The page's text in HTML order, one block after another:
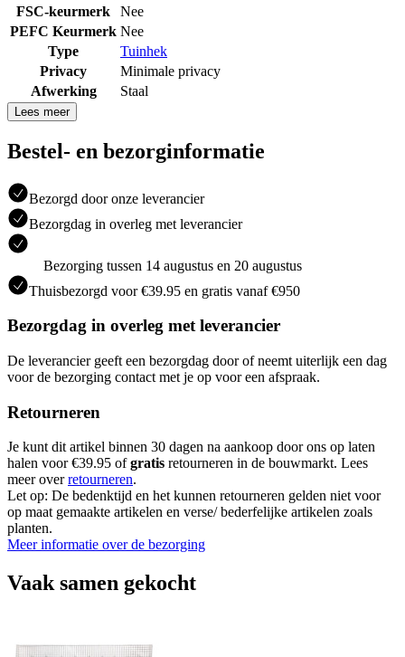
FSC-keurmerk
Nee
PEFC Keurmerk Nee
Type
Tuinhek
Privacy
Minimale privacy
Afwerking
Staal
Lees meer
Bestel- en bezorginformatie
Bezorgd door onze leverancier
Bezorgdag in overleg met leverancier
Bezorging tussen 14 augustus en 20 augustus
Thuisbezorgd voor €39.95 en gratis vanaf €950
Bezorgdag in overleg met leverancier
De leverancier geeft een bezorgdag door of neemt uiterlijk een dag
voor de bezorging contact met je op voor een afspraak.
Retourneren
Je kunt dit artikel binnen 30 dagen na aankoop door ons op laten
halen voor €39.95 ofgratis retourneren in de bouwmarkt. Lees
meer overretourneren.
Let op: De bedenktijd en het kunnen retourneren gelden niet voor
op maat gemaakte artikelen en verse/ bederfelijke artikelen zoals
planten.
Meer informatie over de bezorging
Vaak samen gekocht